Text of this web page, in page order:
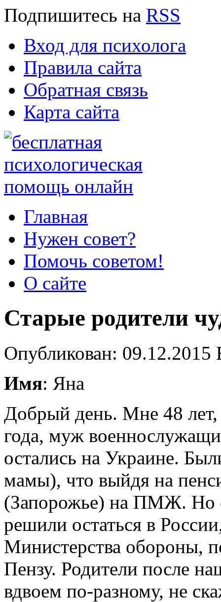
Подпишитесь на RSS
Вход для психолога
Правила сайта
Обратная связь
Карта сайта
Главная
Нужен совет?
Помочь советом!
О сайте
Старые родители
Опубликован:
Имя: Яна
Добрый день. Мне 48
года, муж
остались на Украине.
мамы), что выйдя на
(Запорожье) на ПМЖ. Но
решили остаться в
Министерства обороны,
Пензу. Родители после
вдвоем по-разному, не